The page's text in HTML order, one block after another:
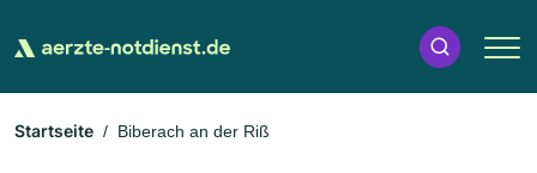
Startseite Biberach an der Riß